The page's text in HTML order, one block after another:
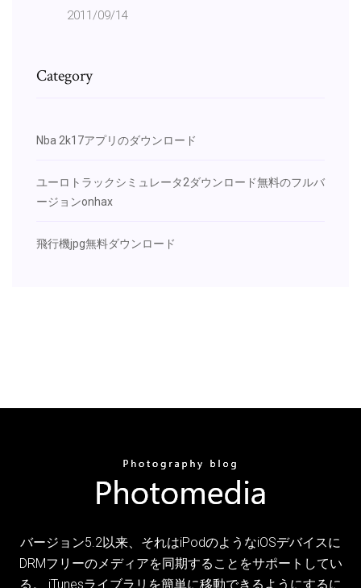
2011/09/14
Category
Nba 2k17アプリのダウンロード
ユーロトラックシミュレータ2ダウンロード無料のフルバ
ージョンonhax
飛行機jpg無料ダウンロード
バージョン5.2以来、それはiPodのようなiOSデバイスに
DRMフリーのメディアを同期することをサポートしてい
る。 iTunesライブラリを簡単に移動できるようにするに